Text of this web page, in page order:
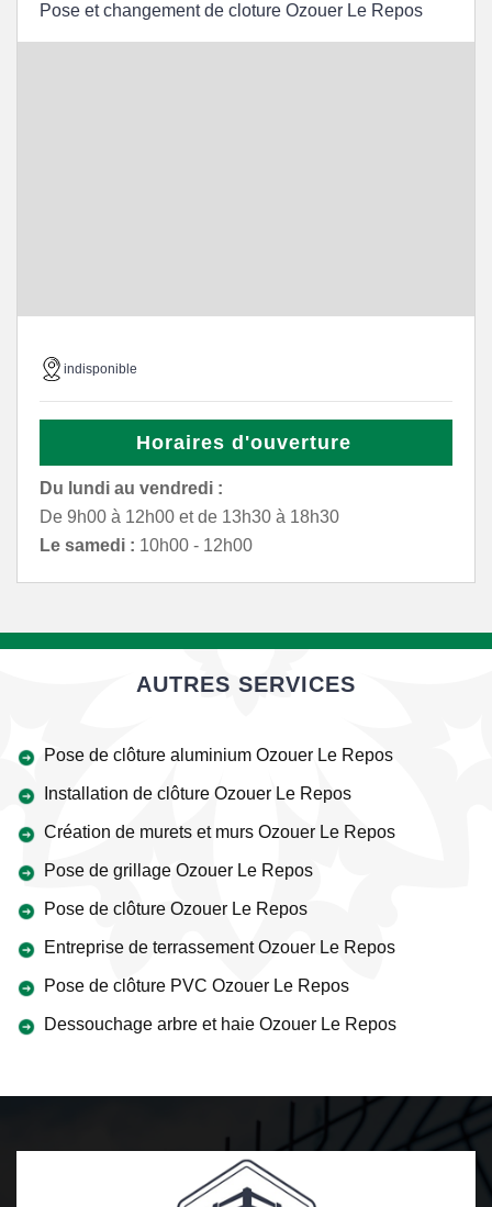
Pose et changement de cloture Ozouer Le Repos
indisponible
Horaires d'ouverture
Du lundi au vendredi :
De 9h00 à 12h00 et de 13h30 à 18h30
Le samedi : 10h00 - 12h00
AUTRES SERVICES
Pose de clôture aluminium Ozouer Le Repos
Installation de clôture Ozouer Le Repos
Création de murets et murs Ozouer Le Repos
Pose de grillage Ozouer Le Repos
Pose de clôture Ozouer Le Repos
Entreprise de terrassement Ozouer Le Repos
Pose de clôture PVC Ozouer Le Repos
Dessouchage arbre et haie Ozouer Le Repos